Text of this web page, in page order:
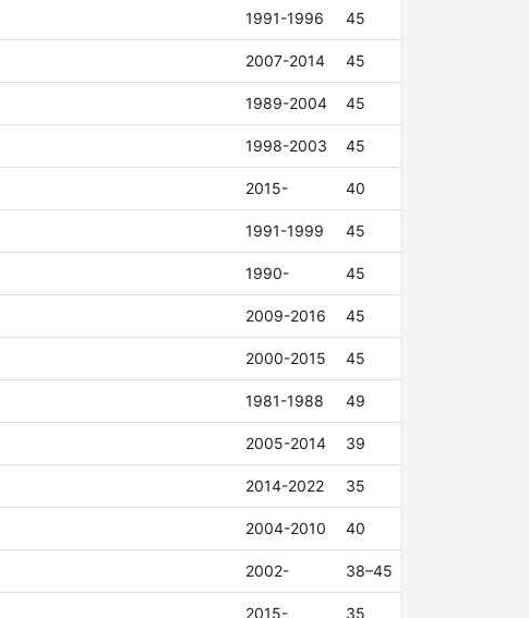
1991-1996 45
2007-2014 45
1989-2004 45
1998-2003 45
2015- 40
1991-1999 45
1990- 45
2009-2016 45
2000-2015 45
1981-1988 49
2005-2014 39
2014-2022 35
2004-2010 40
2002- 38–45
2015- 35